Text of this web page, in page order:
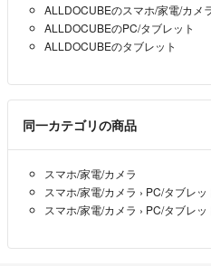
ALLDOCUBEのスマホ/家電/カメ
ALLDOCUBEのPC/タブレット
ALLDOCUBEのタブレット
同一カテゴリの商品
スマホ/家電/カメラ
スマホ/家電/カメラ › PC/タブレッ
スマホ/家電/カメラ › PC/タブレッ